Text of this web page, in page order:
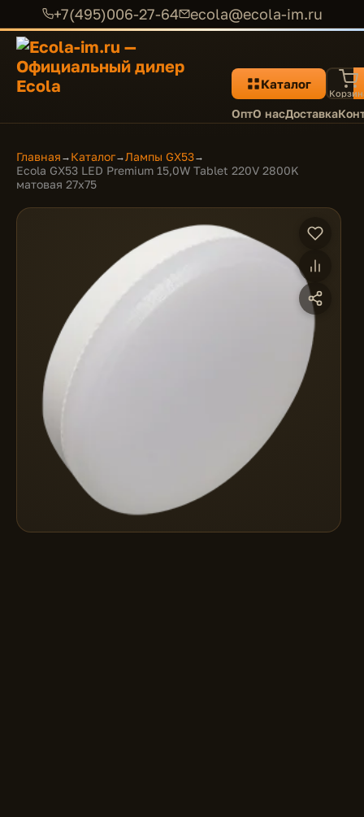
+7(495)006-27-64 ecola@ecola-im.ru
Каталог
ОптО насДоставка
Главная → Каталог→Лампы GX53→
Ecola GX53 LED Premium 15,0W Tablet 220V 2800K
матовая 27x75